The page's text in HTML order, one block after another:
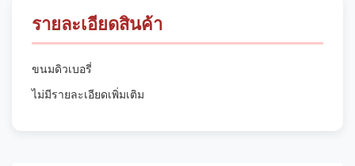
รายละเอียดสินค้า
ขนมดิวเบอรี่
ไม่มีรายละเอียดเพิ่มเติม